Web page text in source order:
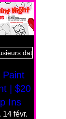
dates
| $20
Ins
14 févr.